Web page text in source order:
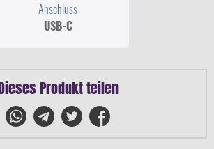
Anschluss
USB-C
Produkt teilen